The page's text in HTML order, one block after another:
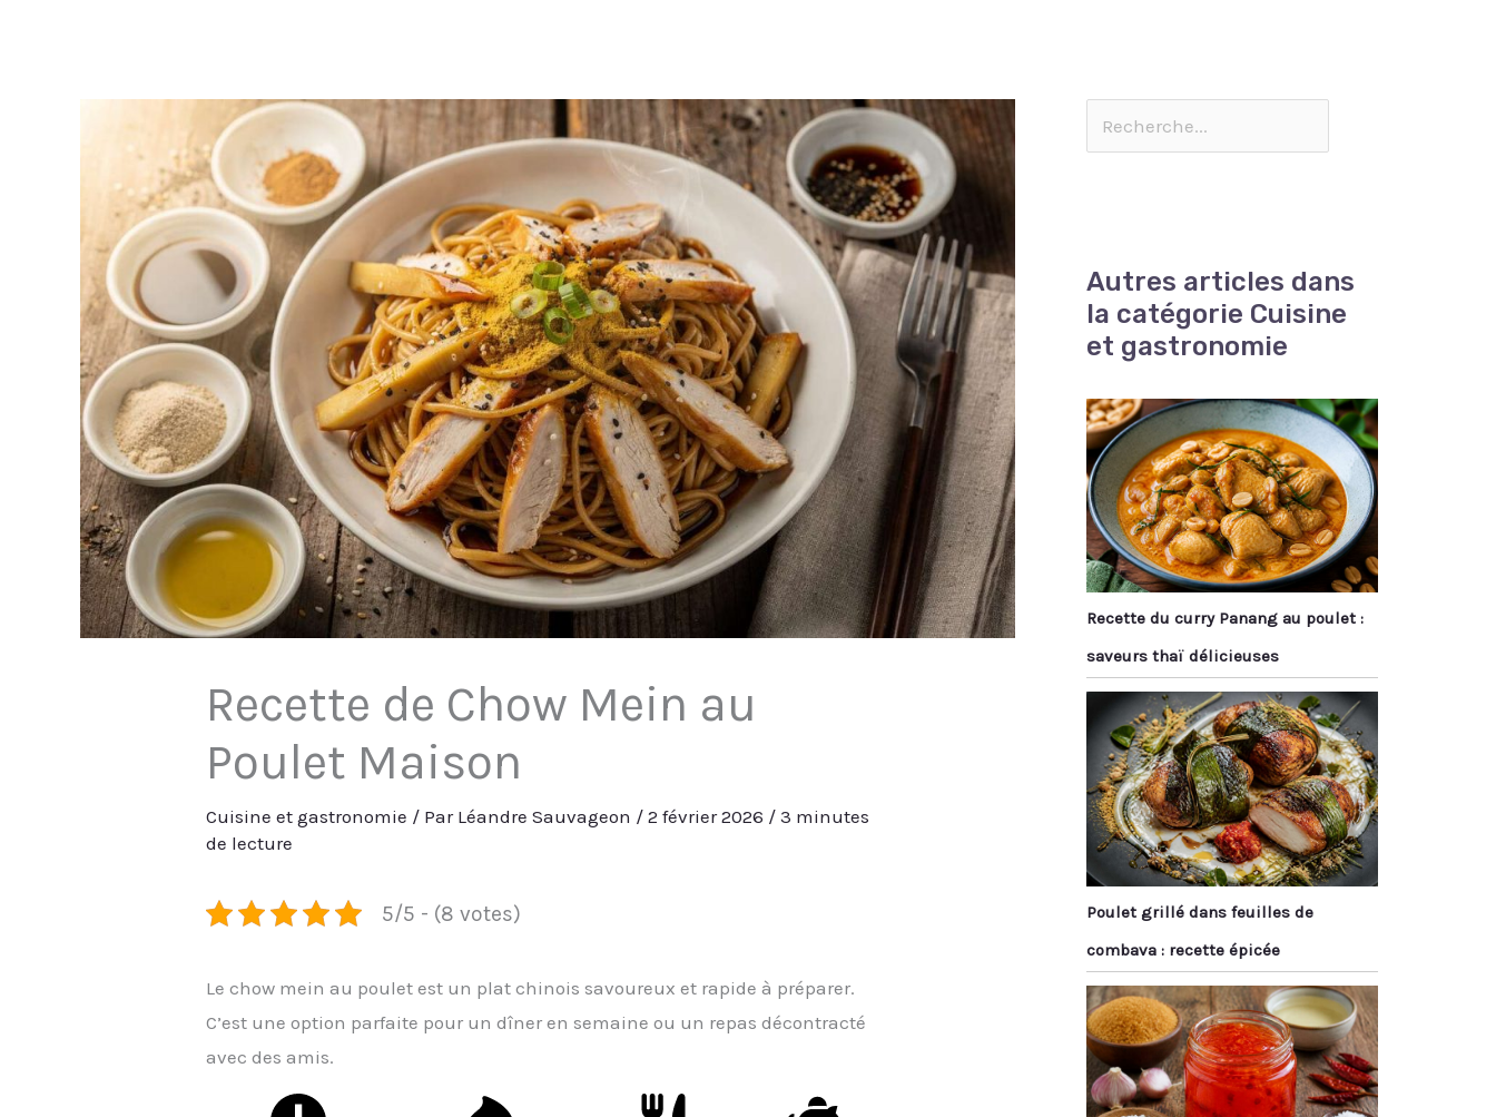
Recette de Chow Mein au
Poulet Maison
Cuisine et gastronomie / Par Léandre Sauvageon /2 février 2026 /3 minutes
de lecture
5/5 - (8 votes)
Le chow mein au poulet est un plat chinois savoureux et rapide à préparer.
C’est une option parfaite pour un dîner en semaine ou un repas décontracté
avec des amis.
Autres articles dans
la catégorie Cuisine
et gastronomie
Recette du curry Panang au poulet :
saveurs thaï délicieuses
Poulet grillé dans feuilles de
combava : recette épicée